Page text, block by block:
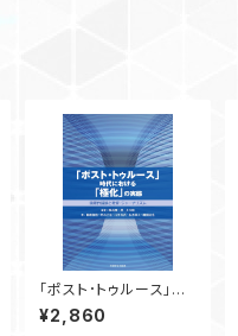
｢ポスト･トゥルース｣時
代における｢極化｣の実
態 ― 倫理的議論と
¥2,860